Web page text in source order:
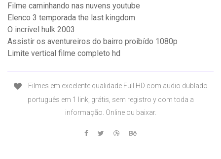
Filme caminhando nas nuvens youtube
Elenco 3 temporada the last kingdom
O incrível hulk 2003
Assistir os aventureiros do bairro proibído 1080p
Limite vertical filme completo hd
Filmes em excelente qualidade Full HD com audio dublado
português em 1 link, grátis, sem registro y com toda a
informação. Online ou baixar.